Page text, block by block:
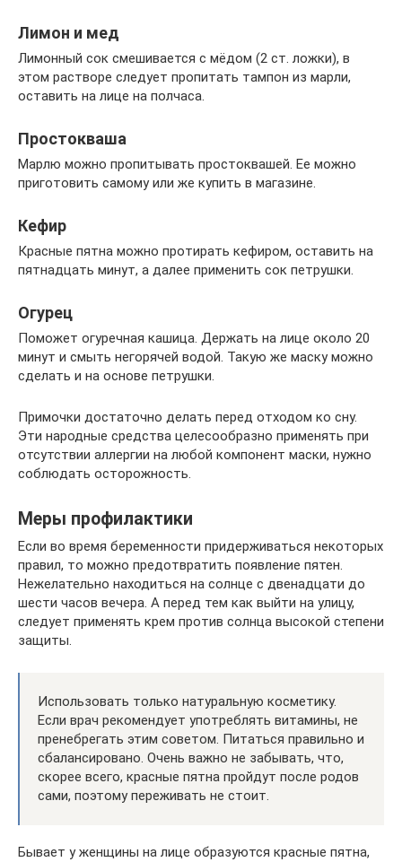
Лимон и мед
Лимонный сок смешивается с мёдом (2 ст. ложки), в
этом растворе следует пропитать тампон из марли,
оставить на лице на полчаса.
Простокваша
Марлю можно пропитывать простоквашей. Ее можно
приготовить самому или же купить в магазине.
Кефир
Красные пятна можно протирать кефиром, оставить на
пятнадцать минут, а далее применить сок петрушки.
Огурец
Поможет огуречная кашица. Держать на лице около 20
минут и смыть негорячей водой. Такую же маску можно
сделать и на основе петрушки.
Примочки достаточно делать перед отходом ко сну.
Эти народные средства целесообразно применять при
отсутствии аллергии на любой компонент маски, нужно
соблюдать осторожность.
Меры профилактики
Если во время беременности придерживаться некоторых
правил, то можно предотвратить появление пятен.
Нежелательно находиться на солнце с двенадцати до
шести часов вечера. А перед тем как выйти на улицу,
следует применять крем против солнца высокой степени
защиты.
Использовать только натуральную косметику.
Если врач рекомендует употреблять витамины, не
пренебрегать этим советом. Питаться правильно и
сбалансировано. Очень важно не забывать, что,
скорее всего, красные пятна пройдут после родов
сами, поэтому переживать не стоит.
Бывает у женщины на лице образуются красные пятна,